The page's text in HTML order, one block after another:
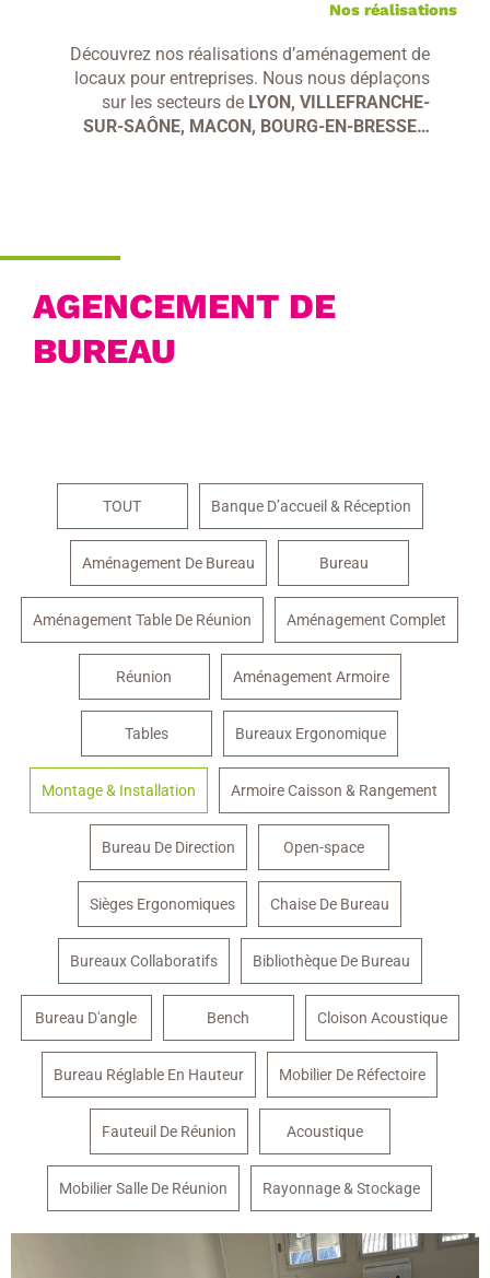
Nos réalisations
Découvrez nos réalisations d’aménagement de
locaux pour entreprises. Nous nous déplaçons
sur les secteurs de LYON, VILLEFRANCHE-
SUR-SAÔNE, MACON, BOURG-EN-BRESSE…
AGENCEMENT DE
BUREAU
TOUT Banque D’accueil & Réception
Aménagement De Bureau Bureau
Aménagement Table De Réunion Aménagement Complet
Réunion Aménagement Armoire
Tables Bureaux Ergonomique
Montage & Installation Armoire Caisson & Rangement
Bureau De Direction Open-space
Sièges Ergonomiques Chaise De Bureau
Bureaux Collaboratifs Bibliothèque De Bureau
Bureau D'angle Bench Cloison Acoustique
Bureau Réglable En Hauteur Mobilier De Réfectoire
Fauteuil De Réunion Acoustique
Mobilier Salle De Réunion Rayonnage & Stockage